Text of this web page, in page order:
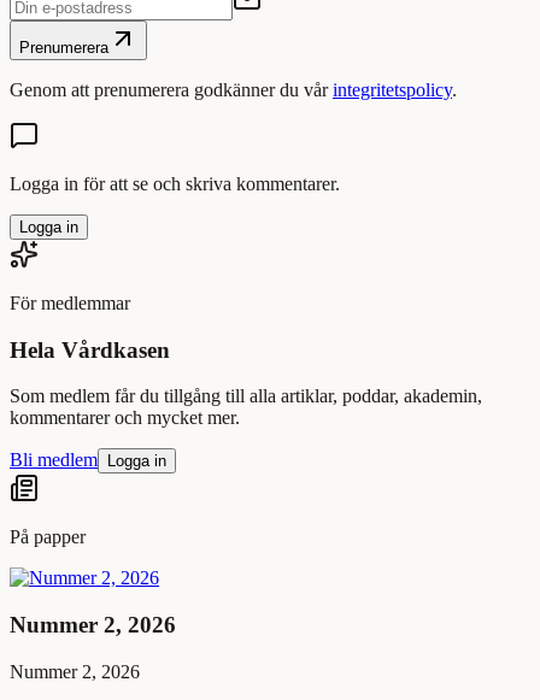
Prenumerera
Genom att prenumerera godkänner du vår integritetspolicy.
Logga in för att se och skriva kommentarer.
Logga in
För medlemmar
Hela Vårdkasen
Som medlem får du tillgång till alla artiklar, poddar, akademin,
kommentarer och mycket mer.
Bli medlem Logga in
På papper
Nummer 2, 2026
Nummer 2, 2026